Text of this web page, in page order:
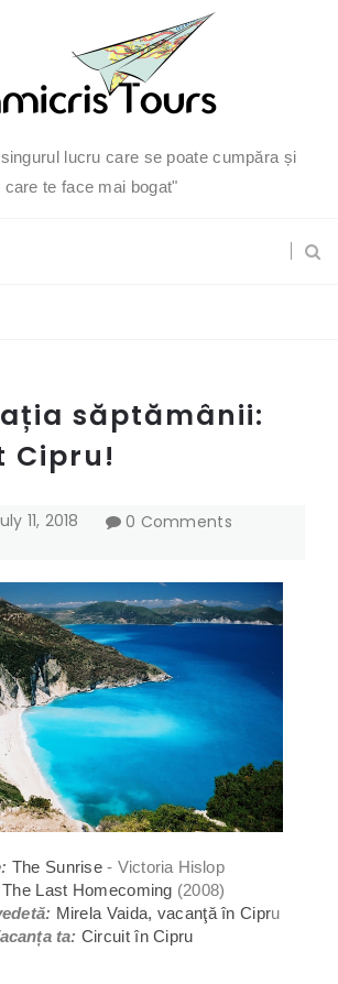
lucru care se poate cumpăra și
care te face mai bogat"
săptămânii:
Cipru!
11, 2018 0 Comments
The Sunrise - Victoria Hislop
The Last Homecoming (2008)
Mirela Vaida, vacanţă în Cipru
ta: Circuit în Cipru